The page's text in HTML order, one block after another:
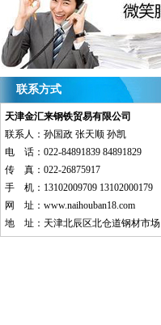
联系方式
天津金汇来钢铁贸易有限公司
联系人：孙国政 张天顺 孙凯
电 话：022-84891839 84891829
传 真：022-26875917
手 机：13102009709 13102000179
网 址： www.naihouban18.com
地 址：天津北辰区北仓道钢材市场